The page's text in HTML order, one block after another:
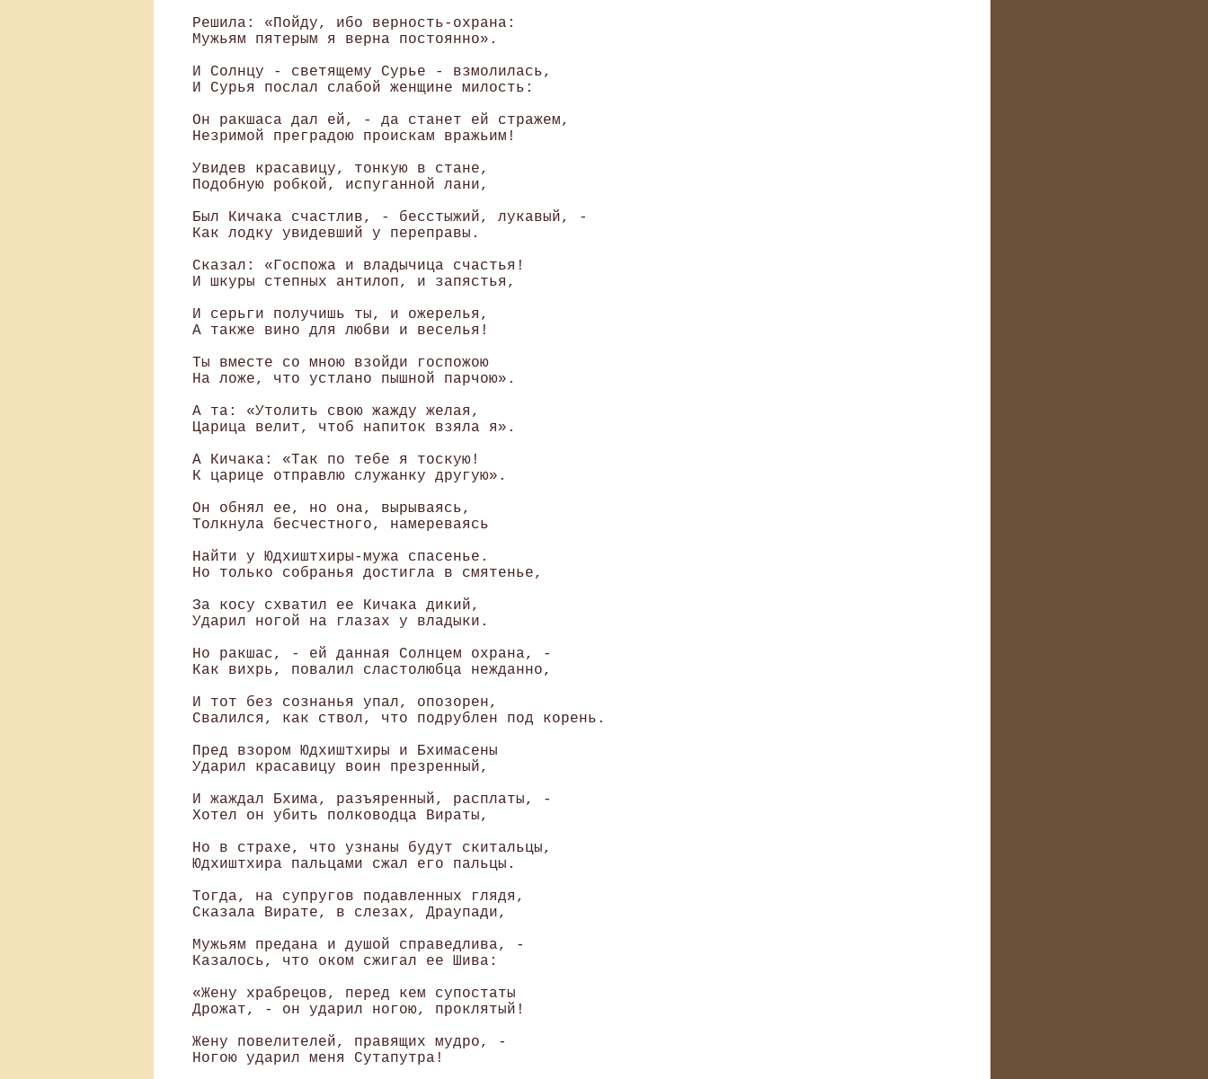
Решила: «Пойду, ибо верность-охрана:
Мужьям пятерым я верна постоянно».
И Солнцу - светящему Сурье - взмолилась,
И Сурья послал слабой женщине милость:
Он ракшаса дал ей, - да станет ей стражем,
Незримой преградою проискам вражьим!
Увидев красавицу, тонкую в стане,
Подобную робкой, испуганной лани,
Был Кичака счастлив, - бесстыжий, лукавый, -
Как лодку увидевший у переправы.
Сказал: «Госпожа и владычица счастья!
И шкуры степных антилоп, и запястья,
И серьги получишь ты, и ожерелья,
А также вино для любви и веселья!
Ты вместе со мною взойди госпожою
На ложе, что устлано пышной парчою».
А та: «Утолить свою жажду желая,
Царица велит, чтоб напиток взяла я».
А Кичака: «Так по тебе я тоскую!
К царице отправлю служанку другую».
Он обнял ее, но она, вырываясь,
Толкнула бесчестного, намереваясь
Найти у Юдхиштхиры-мужа спасенье.
Но только собранья достигла в смятенье,
За косу схватил ее Кичака дикий,
Ударил ногой на глазах у владыки.
Но ракшас, - ей данная Солнцем охрана, -
Как вихрь, повалил сластолюбца нежданно,
И тот без сознанья упал, опозорен,
Свалился, как ствол, что подрублен под корень.
Пред взором Юдхиштхиры и Бхимасены
Ударил красавицу воин презренный,
И жаждал Бхима, разъяренный, расплаты, -
Хотел он убить полководца Вираты,
Но в страхе, что узнаны будут скитальцы,
Юдхиштхира пальцами сжал его пальцы.
Тогда, на супругов подавленных глядя,
Сказала Вирате, в слезах, Драупади,
Мужьям предана и душой справедлива, -
Казалось, что оком сжигал ее Шива:
«Жену храбрецов, перед кем супостаты
Дрожат, - он ударил ногою, проклятый!
Жену повелителей, правящих мудро, -
Ногою ударил меня Сутапутра!